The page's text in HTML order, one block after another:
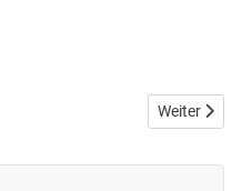
Nächster
Weiter